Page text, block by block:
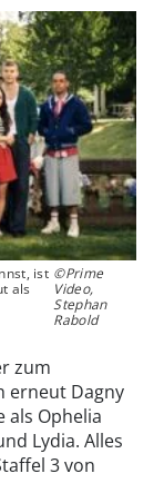
ist
als
©Prime
Video,
Stephan
Rabold
zum
erneut Dagny
als Ophelia
Lydia. Alles
3 von